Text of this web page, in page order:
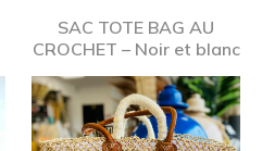
SAC TOTE BAG AU
CROCHET – Noir et blanc